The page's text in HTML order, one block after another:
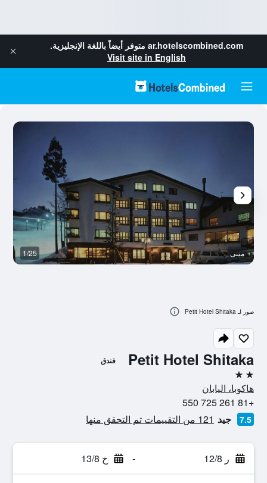
ar.hotelscombined.com متوفر أيضاً باللغة الإنجليزية.
Visit site in English
Petit Hotel Shitaka فندق
2 نجمتين
هاكوبا، اليابان
+81 261 725 550
7.5 جيد 121 من التقييمات تم التحقق منها
ر 12/8 - خ 13/8
مبنى 1/25
صور لـ Petit Hotel Shitaka